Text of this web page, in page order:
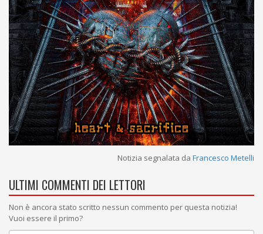
Notizia segnalata da Francesco Metelli
ULTIMI COMMENTI DEI LETTORI
Non è ancora stato scritto nessun commento per questa notizia!
Vuoi essere il primo?